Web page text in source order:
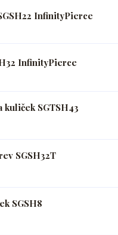
InfinityPierce
InfinityPierce
SGTSH43
SGSH32T
SGSH8